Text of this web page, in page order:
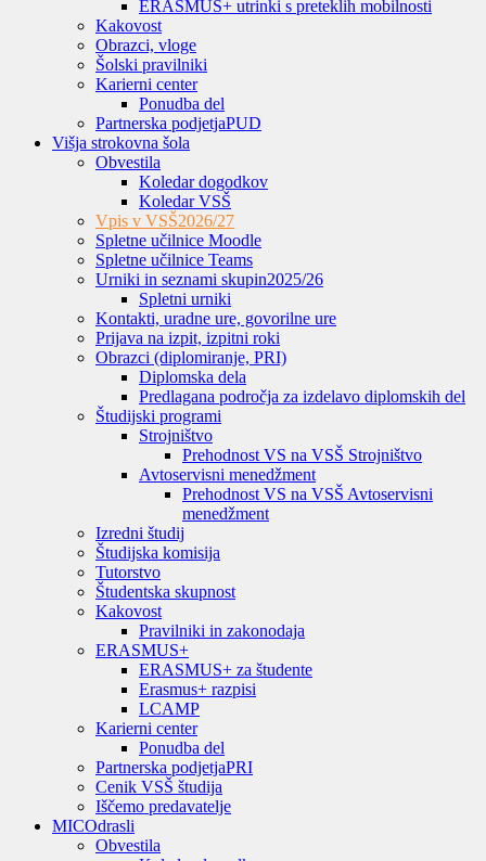
ERASMUS+ utrinki s preteklih mobilnosti
Kakovost
Obrazci, vloge
Šolski pravilniki
Karierni center
Ponudba del
Partnerska podjetjaPUD
Višja strokovna šola
Obvestila
Koledar dogodkov
Koledar VSŠ
Vpis v VSŠ2026/27
Spletne učilnice Moodle
Spletne učilnice Teams
Urniki in seznami skupin2025/26
Spletni urniki
Kontakti, uradne ure, govorilne ure
Prijava na izpit, izpitni roki
Obrazci (diplomiranje, PRI)
Diplomska dela
Predlagana področja za izdelavo diplomskih del
Študijski programi
Strojništvo
Prehodnost VS na VSŠ Strojništvo
Avtoservisni menedžment
Prehodnost VS na VSŠ Avtoservisni
menedžment
Izredni študij
Študijska komisija
Tutorstvo
Študentska skupnost
Kakovost
Pravilniki in zakonodaja
ERASMUS+
ERASMUS+ za študente
Erasmus+ razpisi
LCAMP
Karierni center
Ponudba del
Partnerska podjetjaPRI
Cenik VSŠ študija
Iščemo predavatelje
MICOdrasli
Obvestila